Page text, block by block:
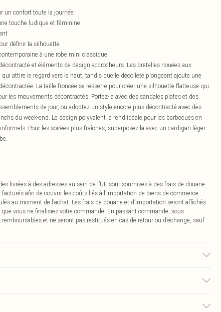
un confort toute la journée
touche ludique et féminine
définir la silhouette
à une robe mini classique
et éléments de design accrocheurs. Les bretelles nouées aux
attire le regard vers le haut, tandis que le décolleté plongeant ajoute une
La taille froncée se resserre pour créer une silhouette flatteuse qui
les mouvements décontractés. Portez-la avec des sandales plates et des
de jour, ou adoptez un style encore plus décontracté avec des
du week-end. Le design polyvalent la rend idéale pour les barbecues en
Pour les soirées plus fraîches, superposez-la avec un cardigan léger
livrées à des adresses au sein de l’UE sont soumises à des frais de douane
afin de couvrir les coûts liés à l’importation de biens de commerce
au moment de l’achat. Les frais de douane et d’importation seront affichés
vous ne finalisiez votre commande. En passant commande, vous
et ne seront pas restitués en cas de retour ou d’échange, sauf